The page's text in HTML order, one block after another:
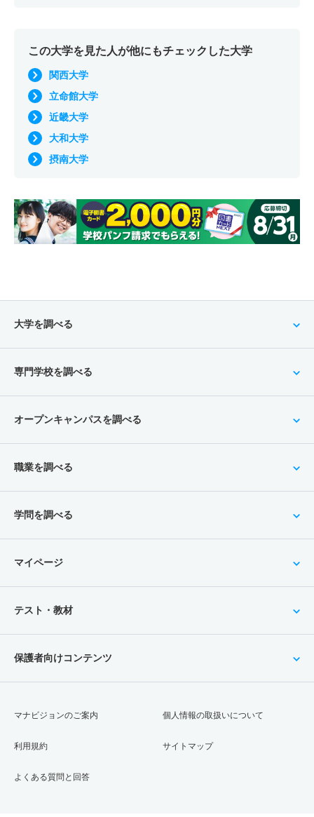
この大学を見た人が他にもチェックした大学
関西大学
立命館大学
近畿大学
大和大学
摂南大学
大学を調べる
専門学校を調べる
オープンキャンパスを調べる
職業を調べる
学問を調べる
マイページ
テスト・教材
保護者向けコンテンツ
マナビジョンのご案内
利用規約
よくある質問と回答
個人情報の取扱いについて
サイトマップ